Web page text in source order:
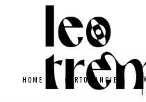
HOME CARTOMANCIE
|